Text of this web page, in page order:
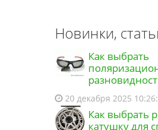
Новинки,
Как выбрать
20 декабря 2025
Как выбрать
катушку для